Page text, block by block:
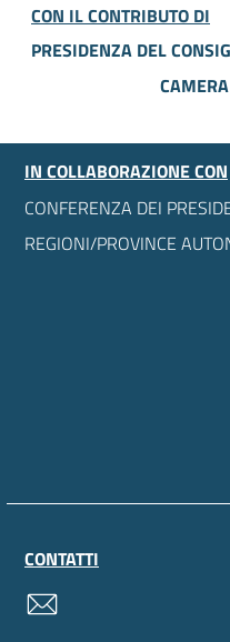
CON IL CONTRIBUTO DI
PRESIDENZA DEL
IN COLLABORAZIONE CON
CONFERENZA DEI
REGIONI/PROVINCE
CONTATTI